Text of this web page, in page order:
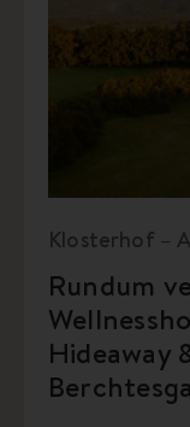
Klosterhof –
Rundum
Hideaway